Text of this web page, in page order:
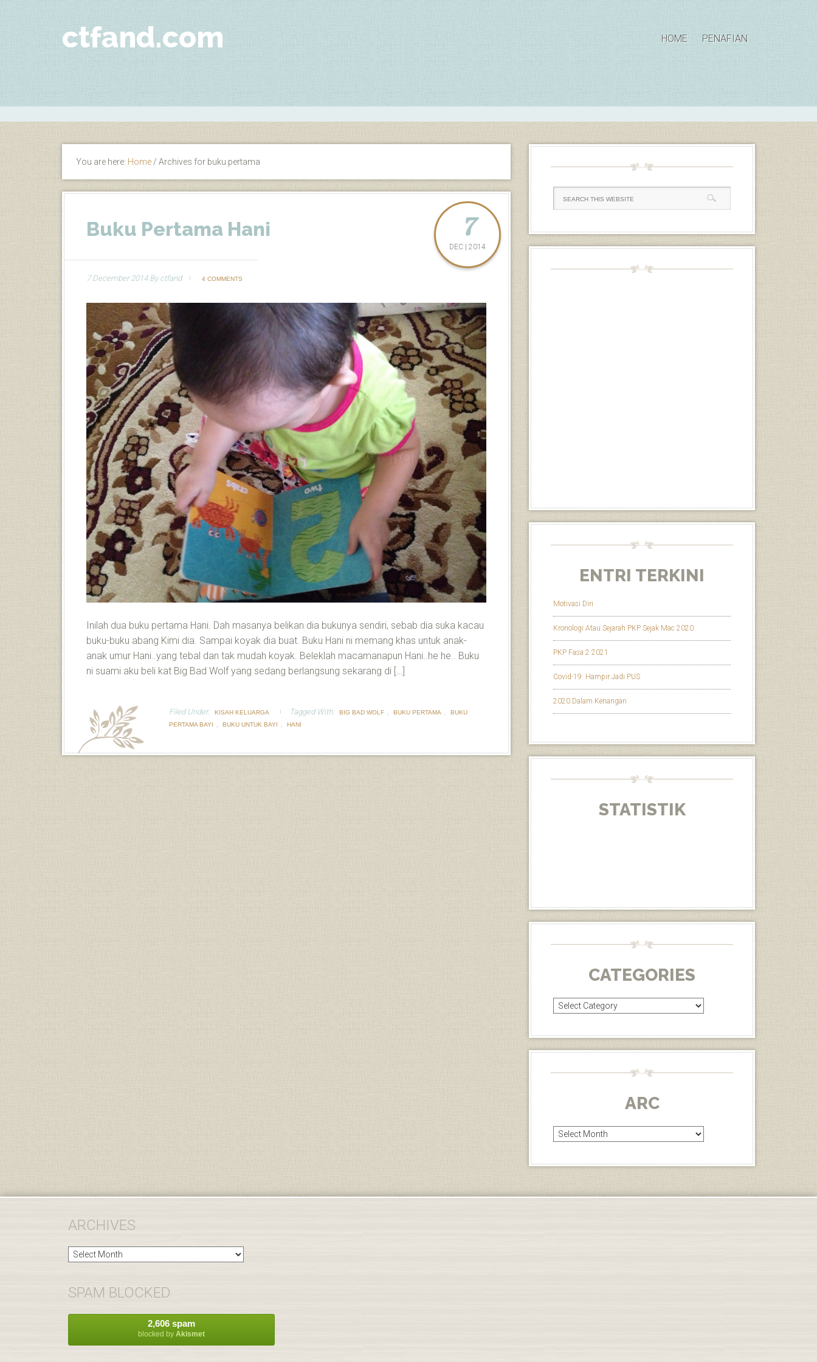
ctfand.com HOME PENAFIAN
You are here: Home / Archives for buku pertama
Buku Pertama Hani 7
DEC | 2014
7 December 2014Byctfand 4 COMMENTS
Inilah dua buku pertama Hani. Dah masanya belikan dia bukunya sendiri, sebab dia suka kacau
buku-buku abang Kimi dia. Sampai koyak dia buat. Buku Hani ni memang khas untuk anak-
anak umur Hani..yang tebal dan tak mudah koyak. Beleklah macamanapun Hani..he he.. Buku
ni suami aku beli kat Big Bad Wolf yang sedang berlangsung sekarang di […]
Filed Under: KISAH KELUARGA Tagged With: BIG BAD WOLF , BUKU PERTAMA ,
BUKU
PERTAMA BAYI
, BUKU UNTUK BAYI , HANI
ENTRI TERKINI
Motivasi Diri
Kronologi Atau Sejarah PKP Sejak Mac 2020
PKP Fasa 2 2021
Covid-19: Hampir Jadi PUS
2020 Dalam Kenangan
STATISTIK
CATEGORIES
Categories
ARC
Arc
ARCHIVES
Archives
SPAM BLOCKED
2,606 spam
blocked by Akismet